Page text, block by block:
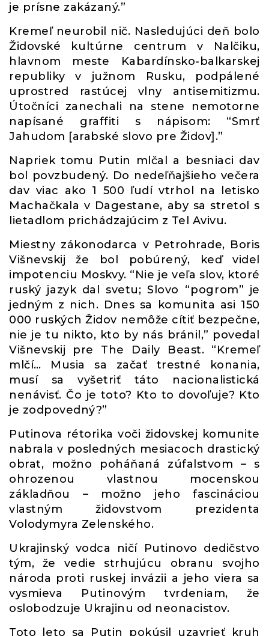
je prísne zakázaný.”
Kremeľ neurobil nič. Nasledujúci deň bolo
Židovské kultúrne centrum v Nalčiku,
hlavnom meste Kabardínsko-balkarskej
republiky v južnom Rusku, podpálené
uprostred rastúcej vlny antisemitizmu.
Útočníci zanechali na stene nemotorne
napísané graffiti s nápisom: “Smrť
Jahudom [arabské slovo pre Židov].”
Napriek tomu Putin mlčal a besniaci dav
bol povzbudený. Do nedeľňajšieho večera
dav viac ako 1 500 ľudí vtrhol na letisko
Machačkala v Dagestane, aby sa stretol s
lietadlom prichádzajúcim z Tel Avivu.
Miestny zákonodarca v Petrohrade, Boris
Višnevskij že bol pobúrený, keď videl
impotenciu Moskvy. “Nie je veľa slov, ktoré
ruský jazyk dal svetu; Slovo “pogrom” je
jedným z nich. Dnes sa komunita asi 150
000 ruských Židov nemôže cítiť bezpečne,
nie je tu nikto, kto by nás bránil,” povedal
Višnevskij pre The Daily Beast. “Kremeľ
mlčí… Musia sa začať trestné konania,
musí sa vyšetriť táto nacionalistická
nenávisť. Čo je toto? Kto to dovoľuje? Kto
je zodpovedný?”
Putinova rétorika voči židovskej komunite
nabrala v posledných mesiacoch drastický
obrat, možno poháňaná zúfalstvom – s
ohrozenou vlastnou mocenskou
základňou – možno jeho fascináciou
vlastným židovstvom prezidenta
Volodymyra Zelenského.
Ukrajinský vodca ničí Putinovo dedičstvo
tým, že vedie strhujúcu obranu svojho
národa proti ruskej invázii a jeho viera sa
vysmieva Putinovým tvrdeniam, že
oslobodzuje Ukrajinu od neonacistov.
Toto leto sa Putin pokúsil uzavrieť kruh